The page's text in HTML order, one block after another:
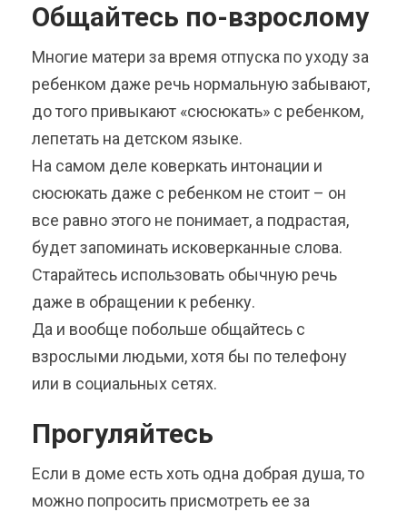
Общайтесь по-взрослому
Многие матери за время отпуска по уходу за
ребенком даже речь нормальную забывают,
до того привыкают «сюсюкать» с ребенком,
лепетать на детском языке.
На самом деле коверкать интонации и
сюсюкать даже с ребенком не стоит – он
все равно этого не понимает, а подрастая,
будет запоминать исковерканные слова.
Старайтесь использовать обычную речь
даже в обращении к ребенку.
Да и вообще побольше общайтесь с
взрослыми людьми, хотя бы по телефону
или в социальных сетях.
Прогуляйтесь
Если в доме есть хоть одна добрая душа, то
можно попросить присмотреть ее за